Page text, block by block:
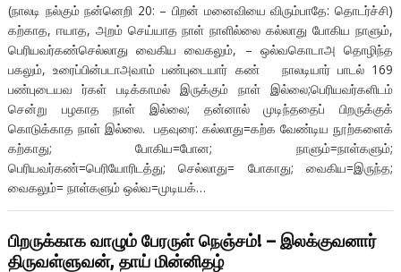
(நாலடி நல்கும் நன்னெறி 20: – பிறன் மனைவியை விரும்பாதே: தொடர்ச்சி)
கற்காத, ஈயாத, அறம் செய்யாத நாள் நாளில்லை கல்லாது போகிய நாளும்,
பெரியவர்கண்செல்லாது வைகிய வைகலும், – ஒல்வகொடாஅ தொழிந்த
பகலும், உரைப்பின்படாஅவாம் பண்புடையார் கண் நாலடியார் பாடல் 169
பண்புடையவ ர்கள் படிக்காமல் இருக்கும் நாள் இல்லை;பெரியவர்களிடம்
சென்று பழகாத நாள் இல்லை; தன்னால் முடிந்ததைப் பிறருக்குக்
கொடுக்காத நாள் இல்லை. பதவுரை: கல்லாது=கற்க வேண்டிய நூற்களைக்
கற்காது; போகிய=போன; நாளும்=நாள்களும்;
பெரியவர்கண்=பெரியோரிடத்து; செல்லாது= போகாது; வைகிய=இருந்த;
வைகலும்= நாள்களும் ஒல்வ=முடியக்…
பிறருக்காக வாழும் பேரருள் நெஞ்சம்! – இலக்குவனார்
திருவள்ளுவன், தாய் மின்னிதழ்